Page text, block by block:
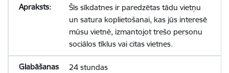
Šīs sīkdatnes ir paredzētas tādu vietņu
un satura koplietošanai, kas jūs interesē
mūsu vietnē, izmantojot trešo personu
sociālos tīklus vai citas vietnes.
24 stundas